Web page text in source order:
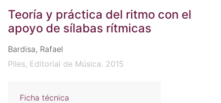
Teoría y práctica del ritmo con el
apoyo de sílabas rítmicas
Bardisa, Rafael
Piles, Editorial de Música. 2015
Ficha técnica